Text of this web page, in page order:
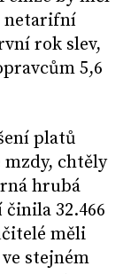
netarifní
rok slev,
5,6
platů
chtěly
hrubá
32.466
měli
stejném